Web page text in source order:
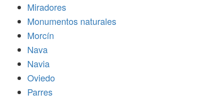
Miradores
Monumentos naturales
Morcín
Nava
Navia
Oviedo
Parres